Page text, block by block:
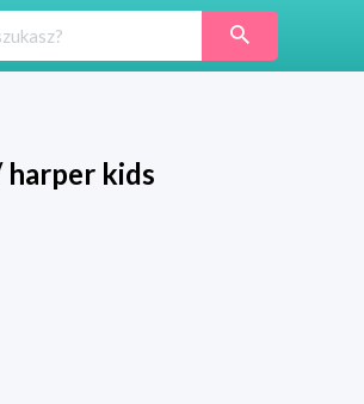
harper kids